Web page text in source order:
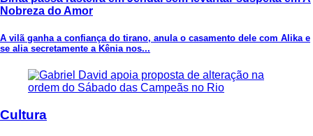
Nobreza do Amor
A vilã ganha a confiança do tirano, anula o casamento dele com Alika e
se alia secretamente a Kênia nos...
Cultura